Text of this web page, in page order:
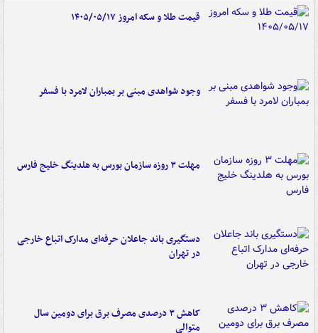
قیمت طلا و سکه امروز ۱۴۰۵/۰۵/۱۷
وجود شواهدی مبنی بر بمباران لامرد با فسفر
مهلت ۳ روزه سازمان بورس به هلدینگ خلیج فارس
دستگیری باند جاعلان حرفه‌ای مدارک اتباع خارجی
در تهران
کاهش ۳ درصدی مصرف برق برای دومین سال
متوالی